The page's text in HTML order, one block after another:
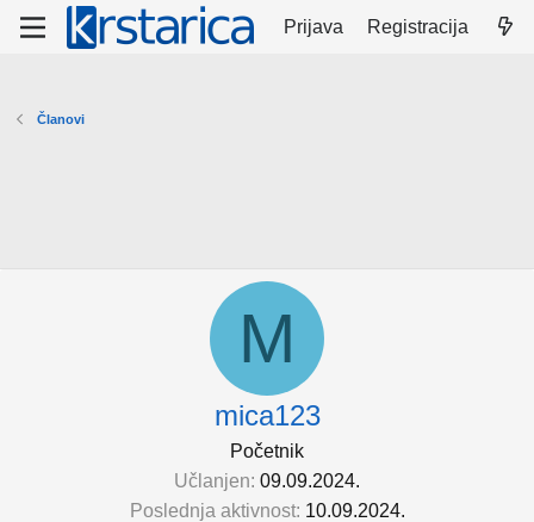
Prijava Registracija
Članovi
M
mica123
Početnik
Učlanjen 09.09.2024.
Poslednja aktivnost 10.09.2024.